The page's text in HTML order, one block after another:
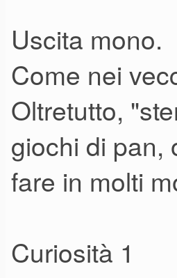
Gli oscillatori
somma delle
PWM continua.
Di più,
aggiunta la
Roland",
come
Uscita mono.
Come nei
Oltretutto,
giochi di pan,
fare in molti
Curiosità 1